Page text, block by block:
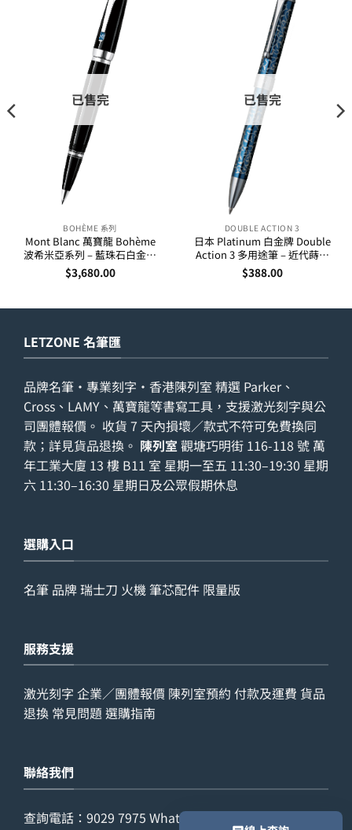
已售完
BOHÈME 系列
Mont Blanc 萬寶龍 Bohème
波希米亞系列 – 藍珠石白金夾
走珠筆 25330
$3,680.00
已售完
DOUBLE ACTION 3
日本 Platinum 白金牌 Double
Action 3 多用途筆 – 近代蒔繪
(唐草藍)
$388.00
LETZONE 名筆匯
品牌名筆・專業刻字・香港陳列室 精選 Parker、
Cross、LAMY、萬寶龍等書寫工具，支援激光刻字與公
司團體報價。 收貨 7 天內損壞／款式不符可免費換同
款；詳見貨品退換 。 陳列室 觀塘巧明街 116-118 號 萬
年工業大廈 13 樓 B11 室 星期一至五 11:30–19:30 星期
六 11:30–16:30 星期日及公眾假期休息
選購入口
名筆 品牌瑞士刀 火機筆芯配件 限量版
服務支援
激光刻字 企業／團體報價 陳列室預約 付款及運費 貨品
退換 常見問題 選購指南
聯絡我們
查詢電話： 9029 7975 WhatsApp：6538 6541辦公室